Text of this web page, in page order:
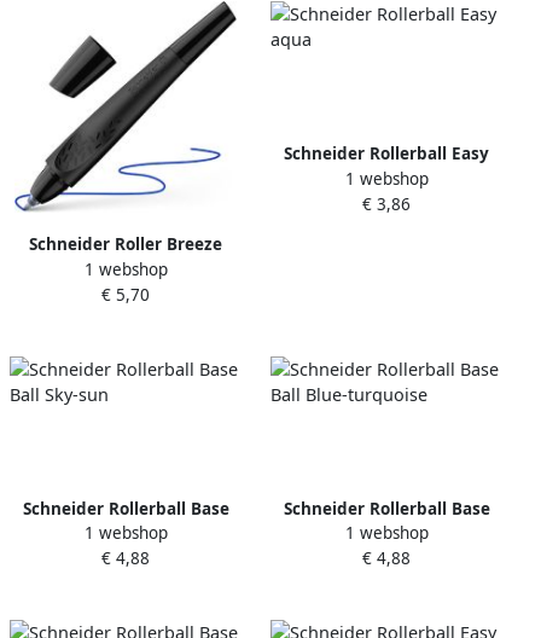
Schneider Roller Breeze
zwart lichaam
1 webshop
€ 5,70
Schneider Rollerball Easy
aqua
1 webshop
€ 3,86
Schneider Rollerball Base
Ball Sky-sun
1 webshop
€ 4,88
Schneider Rollerball Base
Ball Blue-turquoise
1 webshop
€ 4,88